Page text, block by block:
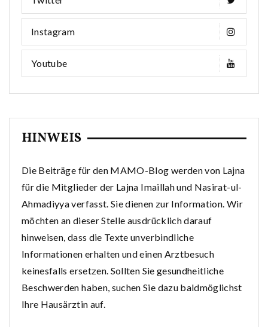
Instagram
Youtube
HINWEIS
Die Beiträge für den MAMO-Blog werden von Lajna
für die Mitglieder der Lajna Imaillah und Nasirat-ul-
Ahmadiyya verfasst. Sie dienen zur Information. Wir
möchten an dieser Stelle ausdrücklich darauf
hinweisen, dass die Texte unverbindliche
Informationen erhalten und einen Arztbesuch
keinesfalls ersetzen. Sollten Sie gesundheitliche
Beschwerden haben, suchen Sie dazu baldmöglichst
Ihre Hausärztin auf.